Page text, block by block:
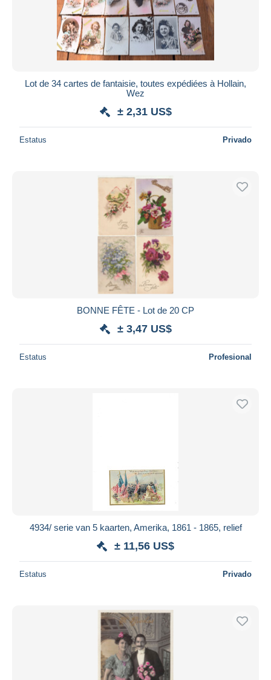
Lot de 34 cartes de fantaisie, toutes expédiées à Hollain,
Wez
± 2,31 US$
Estatus Privado
BONNE FÊTE - Lot de 20 CP
± 3,47 US$
Estatus Profesional
4934/ serie van 5 kaarten, Amerika, 1861 - 1865, relief
± 11,56 US$
Estatus Privado